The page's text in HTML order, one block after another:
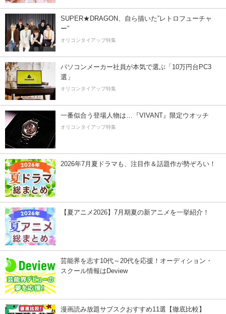
SUPER★DRAGON、自ら描いた”レトロフューチャ
ー”
オリコンタイアップ特集
パソコンメーカー社員が本気で選ぶ「10万円台PC3
選」
オリコンタイアップ特集
一番似合う登場人物は…『VIVANT』限定ウオッチ
オリコンタイアップ特集
2026年7月夏ドラマも、注目作＆話題作が勢ぞろい！
【夏アニメ2026】7月期夏の新アニメを一挙紹介！
芸能界を志す10代～20代を応援！オーディション・
スクール情報はDeview
漫画読み放題サブスクおすすめ11選【徹底比較】